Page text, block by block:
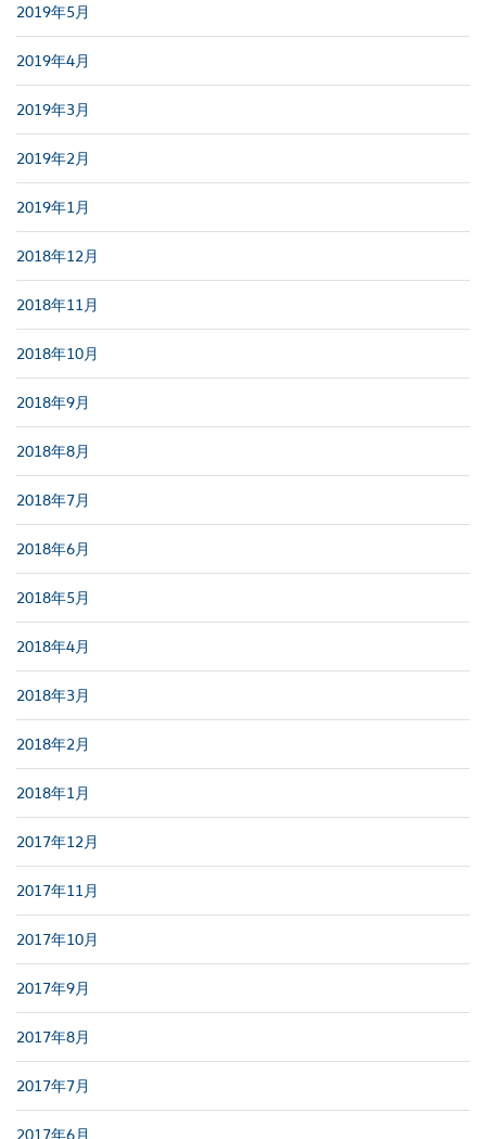
2019年5月
2019年4月
2019年3月
2019年2月
2019年1月
2018年12月
2018年11月
2018年10月
2018年9月
2018年8月
2018年7月
2018年6月
2018年5月
2018年4月
2018年3月
2018年2月
2018年1月
2017年12月
2017年11月
2017年10月
2017年9月
2017年8月
2017年7月
2017年6月